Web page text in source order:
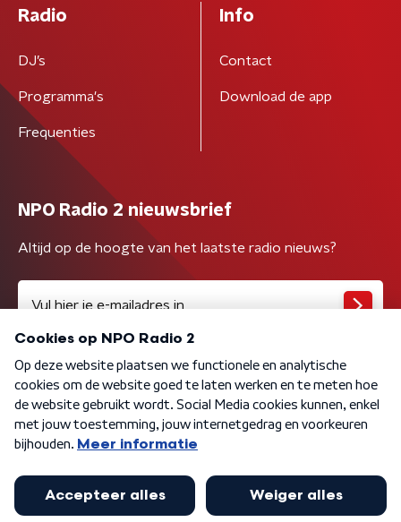
Radio
DJ’s
Programma's
Frequenties
Info
Contact
Download de app
NPO Radio 2 nieuwsbrief
Altijd op de hoogte van het laatste radio nieuws?
Algemene voorwaarden